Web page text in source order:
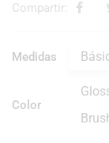
Compartir:
Medidas
Color